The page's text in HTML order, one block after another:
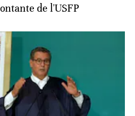
de l'USFP